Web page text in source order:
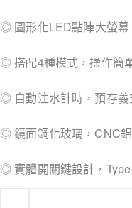
◎ 圖形化LED點陣大螢幕
◎ 搭配4種模式，操作簡
◎ 自動注水計時，預存
◎ 鏡面鋼化玻璃，CNC
◎ 實體開關鍵設計，
-